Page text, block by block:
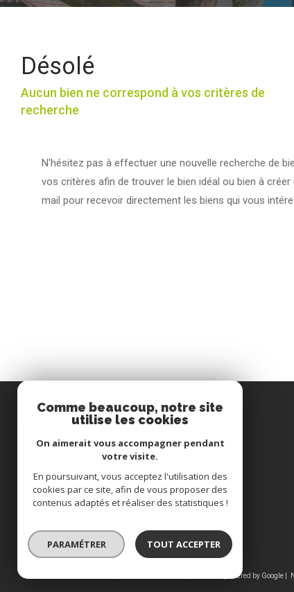
Désolé
Aucun bien ne correspond à vos critères de
recherche
N'hésitez pas à effectuer une nouvelle recherche de
vos critères afin de trouver le bien idéal ou bien à créer
mail pour recevoir directement les biens qui vous
Immobilière du Pays de Hanau
03 88 71 34 62
immohanau@wanadoo.fr
15, rue du canal
© 2026 | Tous droits réservés | Traduction powered by Google |
Comme beaucoup, notre site
utilise les cookies
On aimerait vous accompagner pendant
votre visite.
En poursuivant, vous acceptez l'utilisation des
cookies par ce site, afin de vous proposer des
contenus adaptés et réaliser des statistiques !
PARAMÉTRER TOUT ACCEPTER